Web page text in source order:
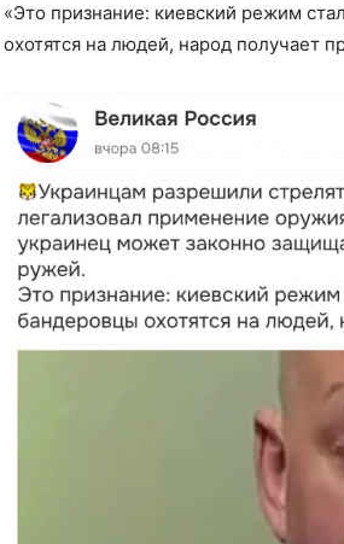
«Это признание: киевский режим
охотятся на людей, народ получает